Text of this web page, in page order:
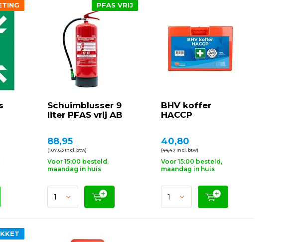
Schuimblusser 9
liter PFAS vrij AB
PFAS VRIJ
88,95
(107,63 Incl. btw)
Voor 15:00 besteld,
maandag in huis
BHV koffer
HACCP
40,80
(44,47 Incl. btw)
Voor 15:00 besteld,
maandag in huis